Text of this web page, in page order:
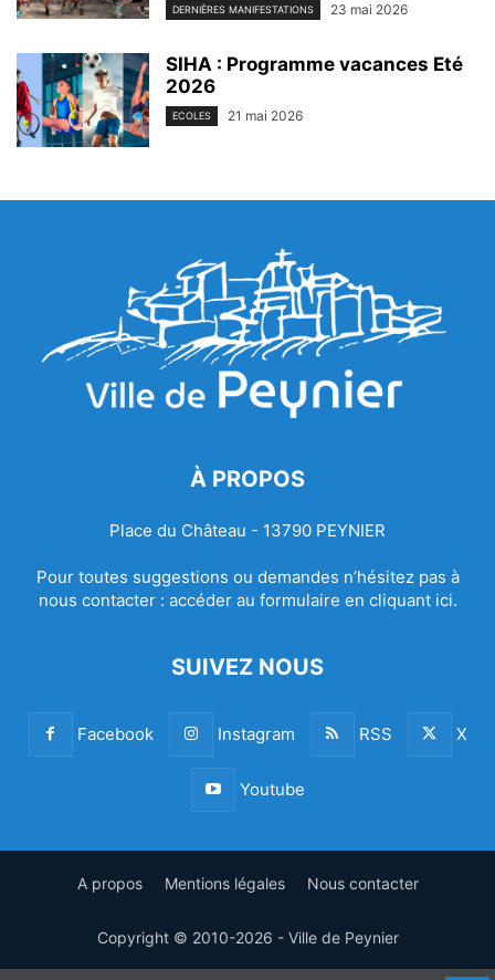
DERNIÈRES MANIFESTATIONS 23 mai 2026
SIHA : Programme vacances Eté
2026
ECOLES 21 mai 2026
À PROPOS
Place du Château - 13790 PEYNIER
Pour toutes suggestions ou demandes n’hésitez pas à
nous contacter : accéder au formulaire en cliquant ici.
SUIVEZ NOUS
Facebook Instagram RSS X
Youtube
A propos Mentions légales Nous contacter
Copyright © 2010-2026 - Ville de Peynier